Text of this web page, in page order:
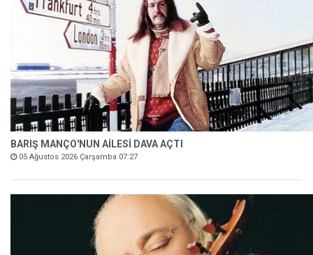
BARIŞ MANÇO'NUN AİLESİ DAVA AÇTI
05 Ağustos 2026 Çarşamba 07:27